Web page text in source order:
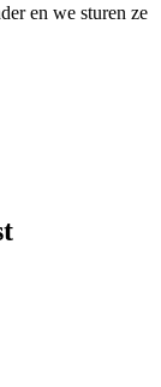
en we sturen ze